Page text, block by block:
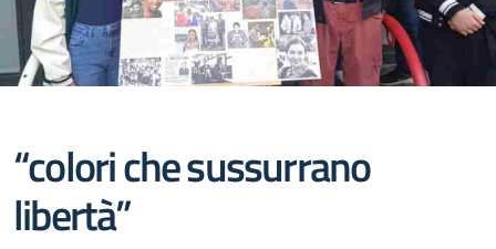
“colori che sussurrano
libertà”